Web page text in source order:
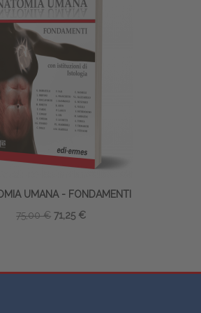
UMANA - FONDAMENTI
75,00 € 71,25 €